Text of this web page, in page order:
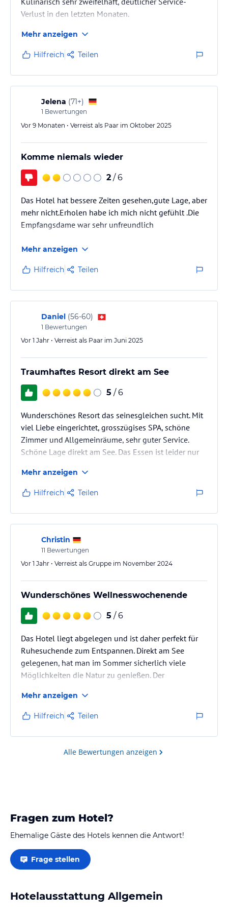
Hinweis: Allgemeine und unverbindliche
Hoteliers-/Veranstalter-/Kataloginformationen. Alle Angaben
lies vor der Buchung die verbindlichen
Verlust in den letzten Monaten.
Mehr anzeigen
Hilfreich Teilen
Jelena (71+)
1 Bewertungen
Vor 9 Monaten • Verreist als Paar im Oktober 2025
Komme niemals wieder
2 / 6
Das Hotel hat bessere Zeiten gesehen,gute Lage, aber
mehr nicht.Erholen habe ich mich nicht gefühlt .Die
Empfangsdame war sehr unfreundlich
Mehr anzeigen
Hilfreich Teilen
Daniel (56-60)
1 Bewertungen
Vor 1 Jahr • Verreist als Paar im Juni 2025
Traumhaftes Resort direkt am See
5 / 6
Wunderschönes Resort das seinesgleichen sucht. Mit
viel Liebe eingerichtet, grosszügises SPA, schöne
Zimmer und Allgemeinräume, sehr guter Service.
Schöne Lage direkt am See. Das Essen ist leider nur
Trotzdem absolut empfehlenswert. Ein fader
Nachgeschmack hinterlässt eine Nachrechnung über
19 Euro für 2 Getränke welche beim Checkout
vergessen wurden, ein wenig peinlich für ein so
edles Haus.
Mehr anzeigen
Hilfreich Teilen
Christin
11 Bewertungen
Vor 1 Jahr • Verreist als Gruppe im November 2024
Wunderschönes Wellnesswochenende
5 / 6
Das Hotel liegt abgelegen und ist daher perfekt für
Ruhesuchende zum Entspannen. Direkt am See
gelegenen, hat man im Sommer sicherlich viele
Möglichkeiten die Natur zu genießen. Der
bestimmt noch besser, da die Außenanlagen mit
benutzt werden können. Wir empfehlen die
Halbpension zu buchen. Es war sehr lecker.
Mehr anzeigen
Hilfreich Teilen
Alle Bewertungen anzeigen
Fragen zum Hotel?
Ehemalige Gäste des Hotels kennen die Antwort!
Frage stellen
Hotelausstattung Allgemein